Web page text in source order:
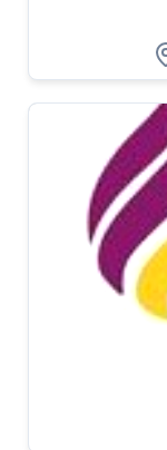
Dégustation